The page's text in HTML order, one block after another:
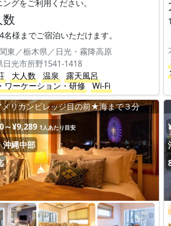
ングをご利用ください。
名様までご宿泊いただけます。
東／栃木県／日光・霧降高原
日光市所野1541-1418
大人数 温泉
露天風呂
ワーケーション・研修
Wi-Fi
メリカンビレッジ目の前★海まで３分
～¥9,289 1人あたり目安
沖縄中部